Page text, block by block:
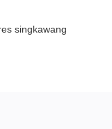
singkawang